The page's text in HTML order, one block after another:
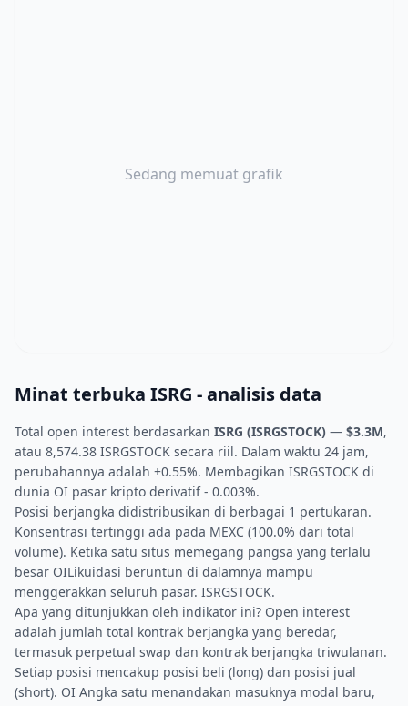
Sedang memuat grafik
Minat terbuka ISRG - analisis data
Total open interest berdasarkan ISRG (ISRGSTOCK) — $3.3M,
atau 8,574.38 ISRGSTOCK secara riil. Dalam waktu 24 jam,
perubahannya adalah +0.55%. Membagikan ISRGSTOCK di
dunia OI pasar kripto derivatif - 0.003%.
Posisi berjangka didistribusikan di berbagai 1 pertukaran.
Konsentrasi tertinggi ada pada MEXC (100.0% dari total
volume). Ketika satu situs memegang pangsa yang terlalu
besar OILikuidasi beruntun di dalamnya mampu
menggerakkan seluruh pasar. ISRGSTOCK.
Apa yang ditunjukkan oleh indikator ini? Open interest
adalah jumlah total kontrak berjangka yang beredar,
termasuk perpetual swap dan kontrak berjangka triwulanan.
Setiap posisi mencakup posisi beli (long) dan posisi jual
(short). OI Angka satu menandakan masuknya modal baru,